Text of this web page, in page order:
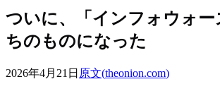
ついに、「インフォウォー
ちのものになった
2026年4月21日 原文(theonion.com)